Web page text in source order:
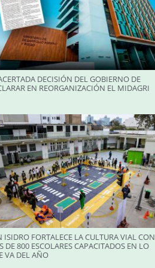
DECISIÓN DEL GOBIERNO DE
EN REORGANIZACIÓN EL MIDAGRI
ISIDRO FORTALECE LA CULTURA VIAL CON
DE 800 ESCOLARES CAPACITADOS EN LO
VA DEL AÑO